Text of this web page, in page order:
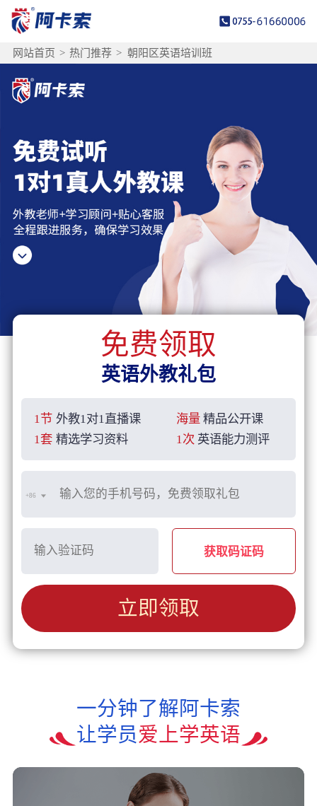
网站首页 > 热门推荐 > 朝阳区英语培训班
免费领取
英语外教礼包
1节 外教1对1直播课 海量 精品公开课
1套 精选学习资料 1次 英语能力测评
+86
获取码证码
立即领取
一分钟了解阿卡索
让学员爱上学英语